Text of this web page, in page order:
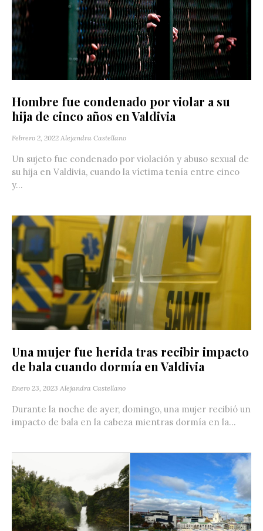
Hombre fue condenado por violar a su
hija de cinco años en Valdivia
Febrero 2, 2022 Alejandra Castellano
Un sujeto fue condenado por violación y abuso sexual de
su hija en Valdivia, cuando la víctima tenía entre cinco
y...
Una mujer fue herida tras recibir impacto
de bala cuando dormía en Valdivia
Enero 23, 2023 Alejandra Castellano
Durante la noche de ayer, domingo, una mujer recibió un
impacto de bala en la cabeza mientras dormía en la...